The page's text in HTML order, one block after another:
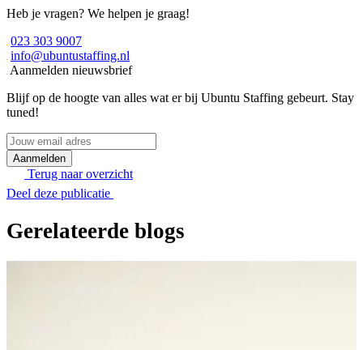
Heb je vragen? We helpen je graag!
023 303 9007
info@ubuntustaffing.nl
Aanmelden nieuwsbrief
Blijf op de hoogte van alles wat er bij Ubuntu Staffing gebeurt. Stay
tuned!
Jouw
email
adresTerug naar overzicht
Deel deze publicatie
Gerelateerde blogs